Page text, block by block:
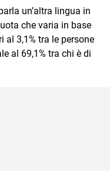
un’altra lingua in
che varia in base
al 3,1% tra le persone
al 69,1% tra chi è di